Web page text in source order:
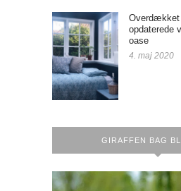
Overdækket
opdaterede
oase
4. maj 2020
GIRAFFEN BAG